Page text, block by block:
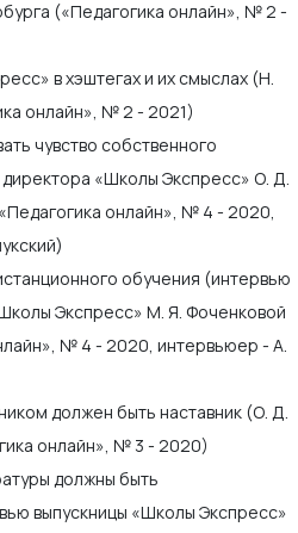
(«Педагогика онлайн», № 2 -
в хэштегах и их смыслах (Н.
онлайн», № 2 - 2021)
чувство собственного
«Школы Экспресс» О. Д.
онлайн», № 4 - 2020,
обучения (интервью
Экспресс» М. Я. Фоченковой
№ 4 - 2020, интервьюер - А.
должен быть наставник (О. Д.
онлайн», № 3 - 2020)
должны быть
выпускницы «Школы Экспресс»